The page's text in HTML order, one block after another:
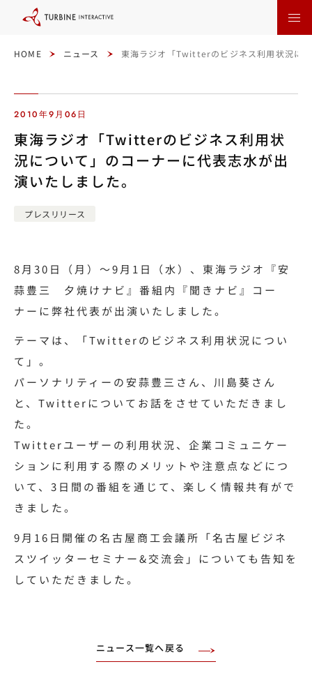
HOME ニュース 東海ラジオ「Twitterのビジネス利用状況に
2010年9月06日
東海ラジオ「Twitterのビジネス利用状
況について」のコーナーに代表志水が出
演いたしました。
プレスリリース
8月30日（月）～9月1日（水）、東海ラジオ『安
蒜豊三 夕焼けナビ』番組内『聞きナビ』コー
ナーに弊社代表が出演いたしました。
テーマは、「Twitterのビジネス利用状況につい
て」。
パーソナリティーの安蒜豊三さん、川島葵さん
と、Twitterについてお話をさせていただきまし
た。
Twitterユーザーの利用状況、企業コミュニケー
ションに利用する際のメリットや注意点などにつ
いて、3日間の番組を通じて、楽しく情報共有がで
きました。
9月16日開催の名古屋商工会議所「名古屋ビジネ
スツイッターセミナー&交流会」についても告知を
していただきました。
ニュース一覧へ戻る